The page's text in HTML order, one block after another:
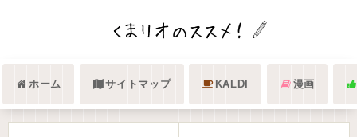
ホーム サイトマップ KALDI 漫画